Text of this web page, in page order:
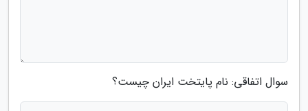
سوال اتفاقی: نام پایتخت ایران چیست؟